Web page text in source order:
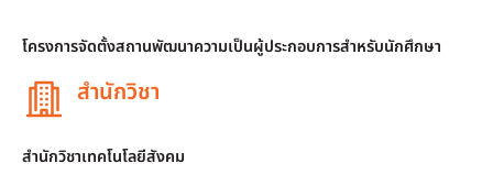
โครงการจัดตั้งสถานพัฒนาความเป็นผู้ประกอบการสำหรับนักศึกษา
สำนักวิชา
สำนักวิชาเทคโนโลยีสังคม